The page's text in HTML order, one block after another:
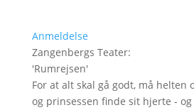
Anmeldelse
Zangenbergs Teater:
'Rumrejsen'
For at alt skal gå godt, må helten
og prinsessen finde sit hjerte -